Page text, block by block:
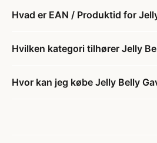
Hvad er EAN / Produktid for
Hvilken kategori tilhører Jelly
Hvor kan jeg købe Jelly Belly